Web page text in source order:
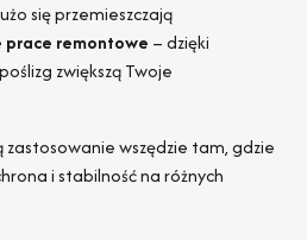
się przemieszczają
remontowe – dzięki
zwiększą Twoje
zastosowanie wszędzie tam, gdzie
i stabilność na różnych